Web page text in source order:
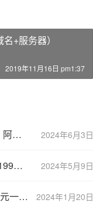
+服务器）
2019年11月16日 pm1:37
2024年6月3日
云服务器618优惠价格表整理：阿里云/京东云/腾讯云费用明细表
2024年5月9日
不买亏：阿里云服务器99元和199元爆款优惠，个人企业新老均可！
2024年1月20日
阿里云轻量2核2G3M服务器61元一年购买入口